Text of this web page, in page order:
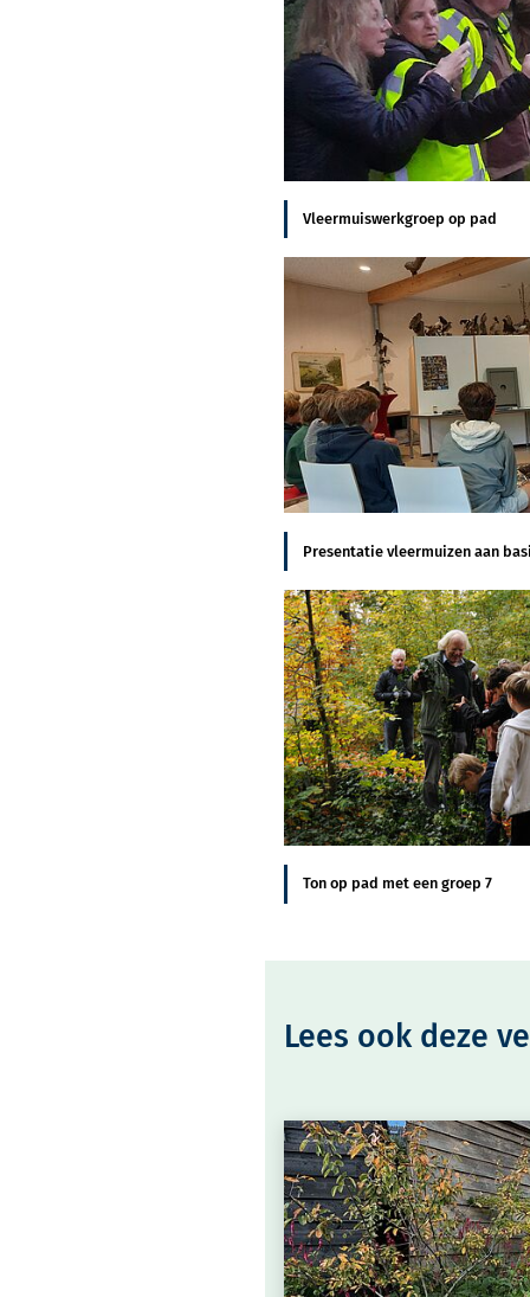
Vleermuiswerkgroep op pad
Presentatie vleermuizen aan
Ton op pad met een groep 7
Lees ook deze